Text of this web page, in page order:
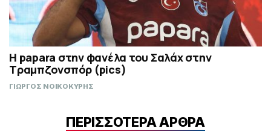
H papara στην φανέλα του Σαλάχ στην
Τραμπζονσπόρ (pics)
ΓΙΩΡΓΟΣ ΝΟΙΚΟΚΥΡΗΣ
ΠΕΡΙΣΣΟΤΕΡΑ ΑΡΘΡΑ